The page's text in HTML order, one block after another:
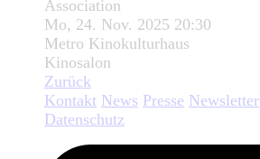
Association
Mo, 24. Nov. 2025 20:30
Metro Kinokulturhaus
Kinosalon
Zurück
Kontakt News Presse Newsletter
Datenschutz